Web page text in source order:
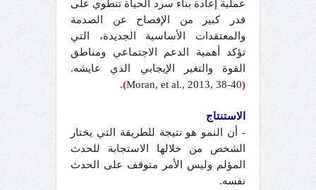
عملية إعادة بناء سرد الحياة تنطوي على
قدر كبير من الإفصاح عن الصدمة
والمعتقدات الأساسية الجديدة، التي
تؤكد أهمية الدعم الاجتماعي ومناطق
القوة والتغير الإيجابي الذي عايشه.
(
Moran, et al., 2013, 38-40
)
.
الاستنتاج
- أن النمو هو نتيجة للطريقة التي يختار
الشخص من خلالها الاستجابة للحدث
المؤلم وليس الأمر متوقف على الحدث
نفسه.